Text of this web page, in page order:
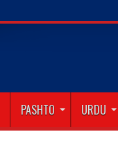
PASHTO URDU